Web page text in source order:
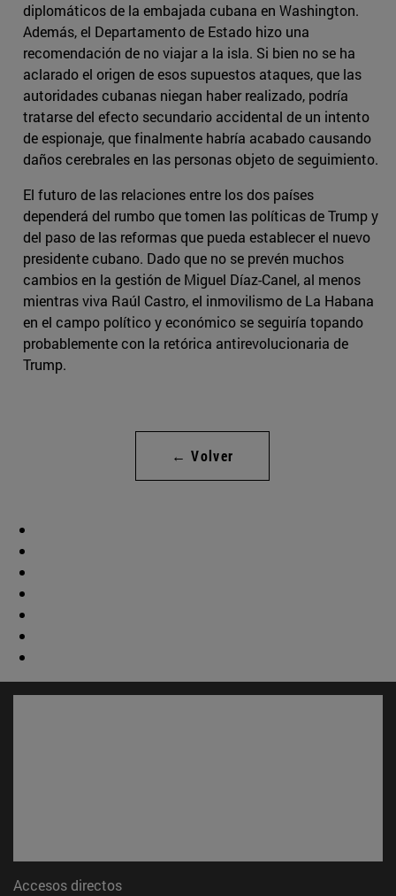
diplomáticos de la embajada cubana en Washington.
Además, el Departamento de Estado hizo una
recomendación de no viajar a la isla. Si bien no se ha
aclarado el origen de esos supuestos ataques, que las
autoridades cubanas niegan haber realizado, podría
tratarse del efecto secundario accidental de un intento
de espionaje, que finalmente habría acabado causando
daños cerebrales en las personas objeto de seguimiento.
El futuro de las relaciones entre los dos países
dependerá del rumbo que tomen las políticas de Trump y
del paso de las reformas que pueda establecer el nuevo
presidente cubano. Dado que no se prevén muchos
cambios en la gestión de Miguel Díaz-Canel, al menos
mientras viva Raúl Castro, el inmovilismo de La Habana
en el campo político y económico se seguiría topando
probablemente con la retórica antirevolucionaria de
Trump.
← Volver
Accesos directos